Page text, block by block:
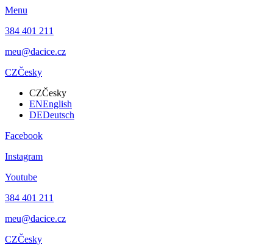
Menu
384 401 211
meu@dacice.cz
CZČesky
CZČesky
ENEnglish
DEDeutsch
Facebook
Instagram
Youtube
384 401 211
meu@dacice.cz
CZČesky